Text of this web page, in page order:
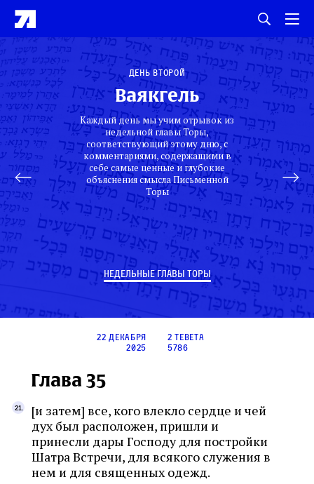
День второй
Ваякгель
Каждый день мы учим отрывок из
недельной главы Торы,
соответствующий этому дню, с
комментариями, содержащими в
себе самые ценные и глубокие
объяснения смысла Письменной
Торы
НЕДЕЛЬНЫЕ ГЛАВЫ ТОРЫ
22 декабря
2025
2 тевета
5786
Глава 35
[и затем] все, кого влекло сердце и чей
дух был расположен, пришли и
принесли дары Господу для постройки
Шатра Встречи, для всякого служения в
нем и для священных одежд.